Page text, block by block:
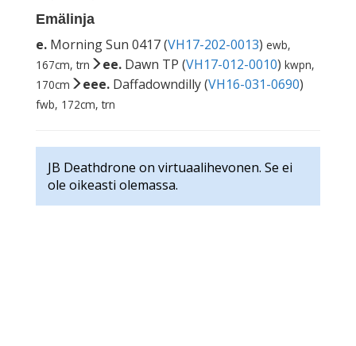
Emälinja
e. Morning Sun 0417 (VH17-202-0013) ewb,
167cm, trn
ee. Dawn TP (VH17-012-0010) kwpn,
170cm
eee. Daffadowndilly (VH16-031-0690)
fwb, 172cm, trn
JB Deathdrone on virtuaalihevonen. Se ei
ole oikeasti olemassa.